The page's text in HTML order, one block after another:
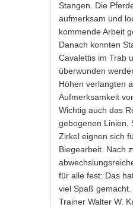
Stangen. Die
aufmerksam und
kommende Arbeit
Danach konnten
Cavalettis im Trab
überwunden
Höhen verlangten
Aufmerksamkeit
Wichtig auch das
gebogenen Linien,
Zirkel eignen sich
Biegearbeit. Nach
für alle fest: Das
viel Spaß
Trainer Walter W.